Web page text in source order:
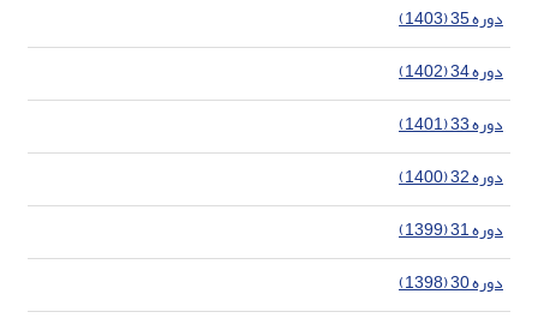
دوره 35 (1403)
دوره 34 (1402)
دوره 33 (1401)
دوره 32 (1400)
دوره 31 (1399)
دوره 30 (1398)